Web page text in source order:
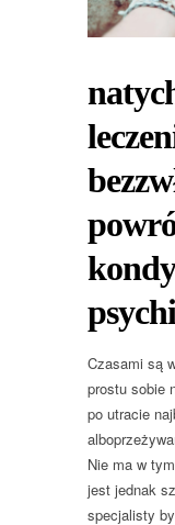
Czasami są
prostu sobie
po utracie
Nie ma w
jest jednak
specjalisty